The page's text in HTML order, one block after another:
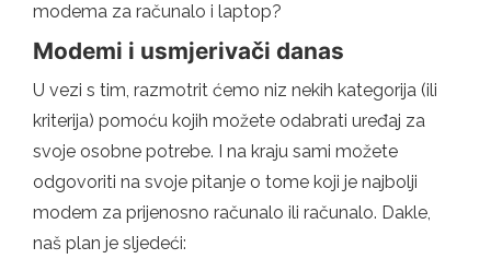
modema za računalo i laptop?
Modemi i usmjerivači danas
U vezi s tim, razmotrit ćemo niz nekih kategorija (ili
kriterija) pomoću kojih možete odabrati uređaj za
svoje osobne potrebe. I na kraju sami možete
odgovoriti na svoje pitanje o tome koji je najbolji
modem za prijenosno računalo ili računalo. Dakle,
naš plan je sljedeći: